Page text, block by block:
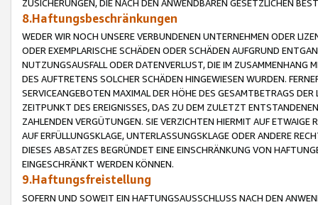
ZUSICHERUNGEN, DIE NACH DEN ANWENDBAREN GESETZLICHEN
8.Haftungsbeschränkungen
WEDER WIR NOCH UNSERE VERBUNDENEN UNTERNEHMEN ODER
ODER EXEMPLARISCHE SCHÄDEN ODER SCHÄDEN AUFGRUND
NUTZUNGSAUSFALL ODER DATENVERLUST, DIE IM ZUSAMMENHANG
DES AUFTRETENS SOLCHER SCHÄDEN HINGEWIESEN WURDEN.
SERVICEANGEBOTEN MAXIMAL DER HÖHE DES GESAMTBETRAGS
ZEITPUNKT DES EREIGNISSES, DAS ZU DEM ZULETZT
ZAHLENDEN VERGÜTUNGEN. SIE VERZICHTEN HIERMIT AUF
AUF ERFÜLLUNGSKLAGE, UNTERLASSUNGSKLAGE ODER ANDERE
DIESES ABSATZES BEGRÜNDET EINE EINSCHRÄNKUNG VON
EINGESCHRÄNKT WERDEN KÖNNEN.
9.Haftungsfreistellung
SOFERN UND SOWEIT EIN HAFTUNGSAUSSCHLUSS NACH DEN